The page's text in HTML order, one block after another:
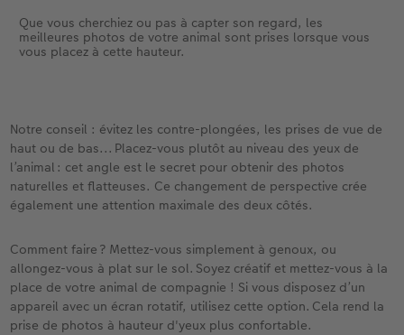
Que vous cherchiez ou pas à capter son regard, les
meilleures photos de votre animal sont prises lorsque vous
vous placez à cette hauteur.
Notre conseil : évitez les contre-plongées, les prises de vue de
haut ou de bas... Placez-vous plutôt au niveau des yeux de
l’animal : cet angle est le secret pour obtenir des photos
naturelles et flatteuses. Ce changement de perspective crée
également une attention maximale des deux côtés.
Comment faire ? Mettez-vous simplement à genoux, ou
allongez-vous à plat sur le sol. Soyez créatif et mettez-vous à la
place de votre animal de compagnie ! Si vous disposez d’un
appareil avec un écran rotatif, utilisez cette option. Cela rend la
prise de photos à hauteur d'yeux plus confortable.